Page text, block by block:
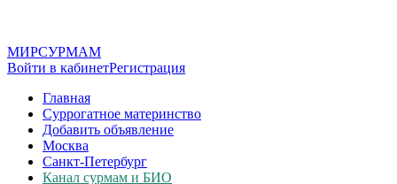
МИРСУРМАМ
Войти в кабинетРегистрация
Главная
Суррогатное материнство
Добавить объявление
Москва
Санкт-Петербург
Канал сурмам и БИО